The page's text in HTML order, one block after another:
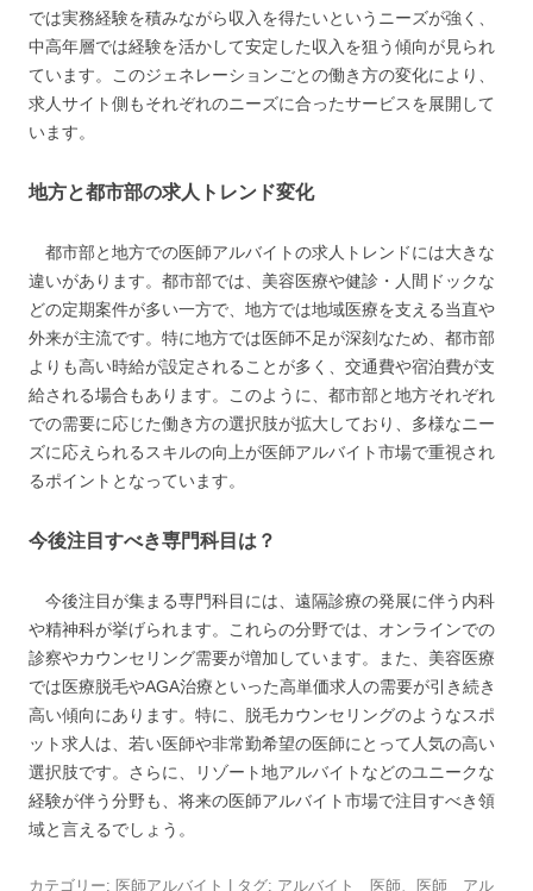
では実務経験を積みながら収入を得たいというニーズが強く、
中高年層では経験を活かして安定した収入を狙う傾向が見られ
ています。このジェネレーションごとの働き方の変化により、
求人サイト側もそれぞれのニーズに合ったサービスを展開して
います。
地方と都市部の求人トレンド変化
都市部と地方での医師アルバイトの求人トレンドには大きな
違いがあります。都市部では、美容医療や健診・人間ドックな
どの定期案件が多い一方で、地方では地域医療を支える当直や
外来が主流です。特に地方では医師不足が深刻なため、都市部
よりも高い時給が設定されることが多く、交通費や宿泊費が支
給される場合もあります。このように、都市部と地方それぞれ
での需要に応じた働き方の選択肢が拡大しており、多様なニー
ズに応えられるスキルの向上が医師アルバイト市場で重視され
るポイントとなっています。
今後注目すべき専門科目は？
今後注目が集まる専門科目には、遠隔診療の発展に伴う内科
や精神科が挙げられます。これらの分野では、オンラインでの
診察やカウンセリング需要が増加しています。また、美容医療
では医療脱毛やAGA治療といった高単価求人の需要が引き続き
高い傾向にあります。特に、脱毛カウンセリングのようなスポ
ット求人は、若い医師や非常勤希望の医師にとって人気の高い
選択肢です。さらに、リゾート地アルバイトなどのユニークな
経験が伴う分野も、将来の医師アルバイト市場で注目すべき領
域と言えるでしょう。
カテゴリー: 医師アルバイト | タグ: アルバイト 医師、 医師 アル